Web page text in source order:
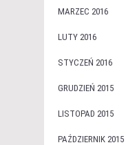
MARZEC 2016
LUTY 2016
STYCZEŃ 2016
GRUDZIEŃ 2015
LISTOPAD 2015
PAŹDZIERNIK 2015